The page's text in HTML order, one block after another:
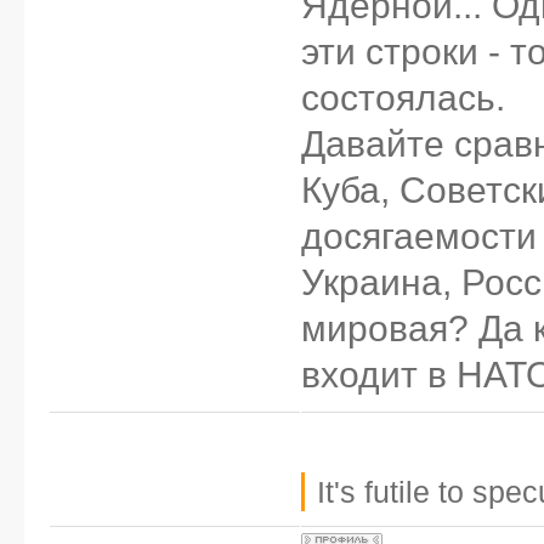
эти строки -
состоялась.
Давайте
Куба,
Украина,
мировая? Да
входит в
It's futile to